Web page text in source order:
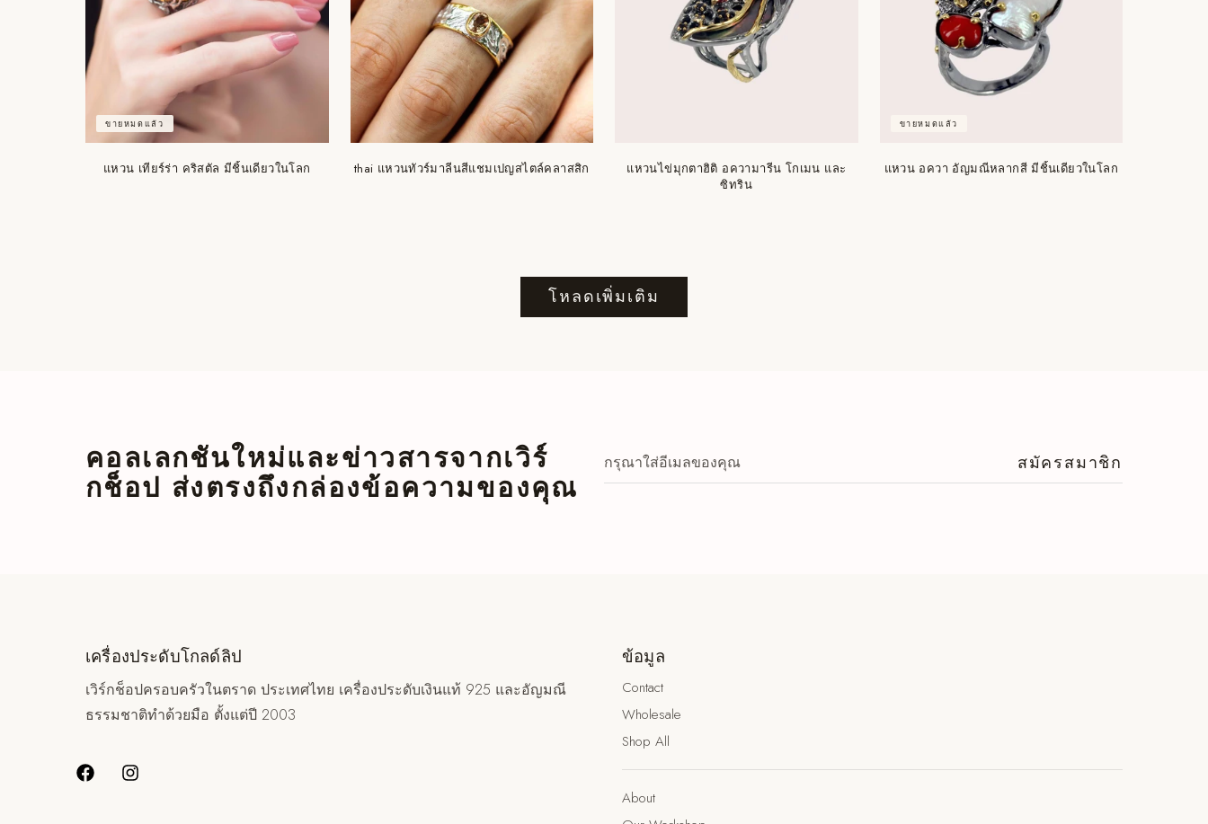
ขายหมดแล้ว
แหวน เทียร์ร่า คริสตัล มีชิ้นเดียวในโลก thai แหวนทัวร์มาลีนสีแชมเปญสไตล์คลาสสิก
แหวนไข่มุกตาฮิติ อความารีน โกเมน และ
ซิทริน
ขายหมดแล้ว
แหวน อควา อัญมณีหลากสี มีชิ้นเดียวในโลก
โหลดเพิ่มเติม
คอลเลกชันใหม่และข่าวสารจากเวิร์
กช็อป ส่งตรงถึงกล่องข้อความของคุณ
สมัครสมาชิก
เครื่องประดับโกลด์ลิป
เวิร์กช็อปครอบครัวในตราด ประเทศไทย เครื่องประดับเงินแท้ 925 และอัญมณี
ธรรมชาติทำด้วยมือ ตั้งแต่ปี 2003
ข้อมูล
Contact
Wholesale
Shop All
About